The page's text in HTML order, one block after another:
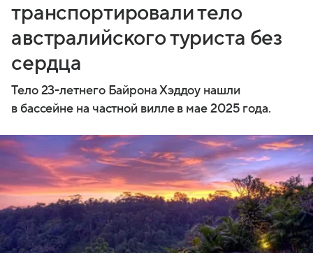
транспортировали тело
австралийского туриста без
сердца
Тело 23-летнего Байрона Хэддоу нашли
в бассейне на частной вилле в мае 2025 года.